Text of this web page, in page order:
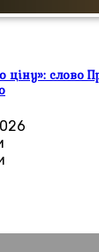
слово